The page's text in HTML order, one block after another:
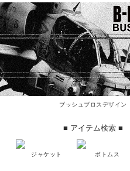
ブッシュブロスデザイン
■ アイテム検索 ■
ジャケット ボトムス